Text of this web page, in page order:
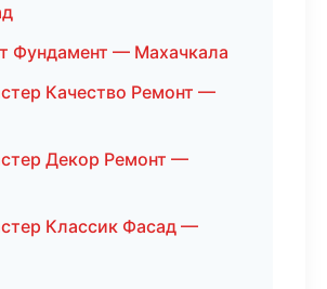
Фундамент — Махачкала
Качество Ремонт —
Декор Ремонт —
Классик Фасад —